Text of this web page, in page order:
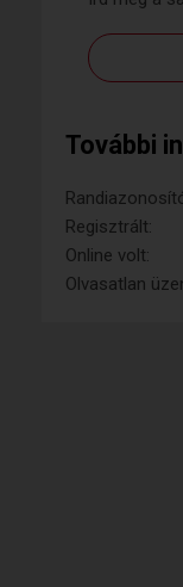
További
Regisztrált:
Online volt:
Olvasatlan